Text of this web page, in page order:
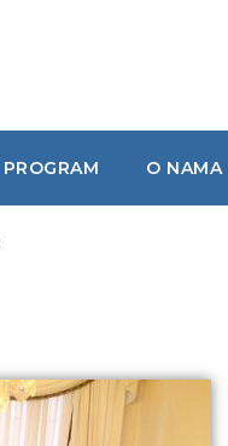
PROGRAM O NAMA